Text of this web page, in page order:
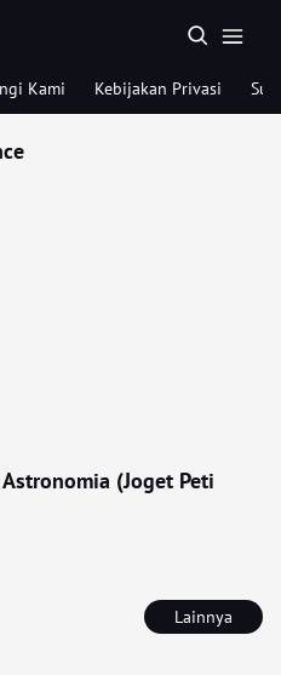
Kami Kebijakan Privasi
Lainnya
(Joget Peti